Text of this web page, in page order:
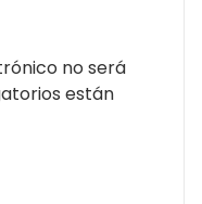
no será
están